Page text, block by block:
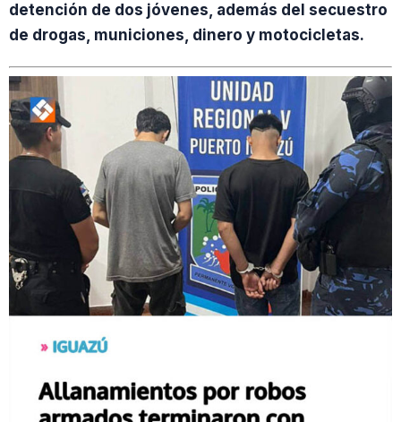
detención de dos jóvenes, además del secuestro
de drogas, municiones, dinero y motocicletas.